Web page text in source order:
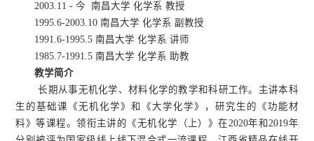
2003.11 - 今 南昌大学 化学系 教授
1995.6-2003.10 南昌大学 化学系 副教授
1991.6-1995.5 南昌大学 化学系 讲师
1985.7-1991.5 南昌大学 化学系 助教
教学简介
长期从事无机化学、材料化学的教学和科研工作。主讲本科
生的基础课《无机化学》和《大学化学》，研究生的《功能材
料》等课程。领衔主讲的《无机化学（上）》在2020年和2019年